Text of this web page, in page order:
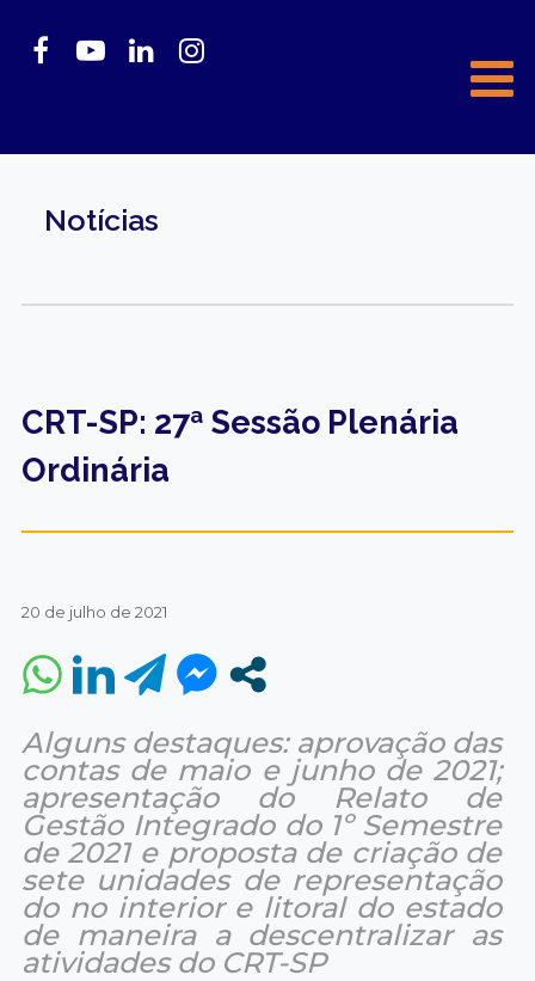
Notícias
CRT-SP: 27ª Sessão Plenária
Ordinária
20 de julho de 2021
Alguns destaques: aprovação das
contas de maio e junho de 2021;
apresentação do Relato de
Gestão Integrado do 1º Semestre
de 2021 e proposta de criação de
sete unidades de representação
do no interior e litoral do estado
de maneira a descentralizar as
atividades do CRT-SP